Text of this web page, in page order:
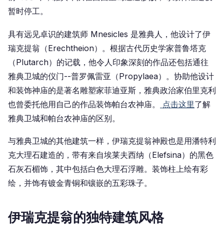
暂时停工。
具有远见卓识的建筑师 Mnesicles 是雅典人，他设计了伊
瑞克提翁（Erechtheion）。根据古代历史学家普鲁塔克
（Plutarch）的记载，他令人印象深刻的作品还包括通往
雅典卫城的仪门--普罗佩雷亚（Propylaea）。协助他设计
和装饰神庙的是著名雕塑家菲迪亚斯，雅典政治家伯里克利
也曾委托他用自己的作品装饰帕台农神庙。
点击这里了解
雅典卫城和帕台农神庙的区别。
与雅典卫城的其他建筑一样，伊瑞克提翁神殿也是用潘特利
克大理石建造的，带有来自埃莱夫西纳（Elefsina）的黑色
石灰石楣饰，其中包括白色大理石浮雕。装饰柱上绘有彩
绘，并饰有镀金青铜和镶嵌的五彩珠子。
伊瑞克提翁的独特建筑风格